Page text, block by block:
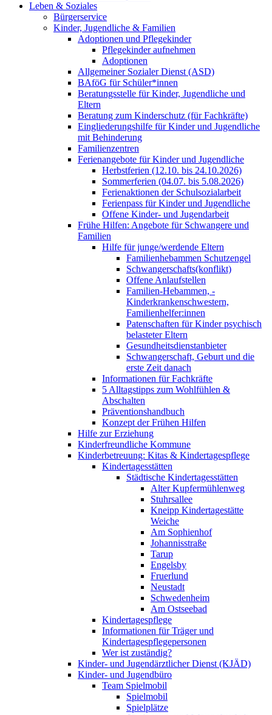
Leben & Soziales
Bürgerservice
Kinder, Jugendliche & Familien
Adoptionen und Pflegekinder
Pflegekinder aufnehmen
Adoptionen
Allgemeiner Sozialer Dienst (ASD)
BAföG für Schüler*innen
Beratungsstelle für Kinder, Jugendliche und
Eltern
Beratung zum Kinderschutz (für Fachkräfte)
Eingliederungshilfe für Kinder und Jugendliche
mit Behinderung
Familienzentren
Ferienangebote für Kinder und Jugendliche
Herbstferien (12.10. bis 24.10.2026)
Sommerferien (04.07. bis 5.08.2026)
Ferienaktionen der Schulsozialarbeit
Ferienpass für Kinder und Jugendliche
Offene Kinder- und Jugendarbeit
Frühe Hilfen: Angebote für Schwangere und
Familien
Hilfe für junge/werdende Eltern
Familienhebammen Schutzengel
Schwangerschafts(konflikt)
Offene Anlaufstellen
Familien-Hebammen, -
Kinderkrankenschwestern,
Familienhelfer:innen
Patenschaften für Kinder psychisch
belasteter Eltern
Gesundheitsdienstanbieter
Schwangerschaft, Geburt und die
erste Zeit danach
Informationen für Fachkräfte
5 Alltagstipps zum Wohlfühlen &
Abschalten
Präventionshandbuch
Konzept der Frühen Hilfen
Hilfe zur Erziehung
Kinderfreundliche Kommune
Kinderbetreuung: Kitas & Kindertagespflege
Kindertagesstätten
Städtische Kindertagesstätten
Alter Kupfermühlenweg
Stuhrsallee
Kneipp Kindertagestätte
Weiche
Am Sophienhof
Johannisstraße
Tarup
Engelsby
Fruerlund
Neustadt
Schwedenheim
Am Ostseebad
Kindertagespflege
Informationen für Träger und
Kindertagespflegepersonen
Wer ist zuständig?
Kinder- und Jugendärztlicher Dienst (KJÄD)
Kinder- und Jugendbüro
Team Spielmobil
Spielmobil
Spielplätze